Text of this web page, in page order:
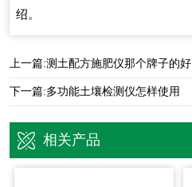
绍。
上一篇:测土配方施肥仪那个牌子的好
下一篇:多功能土壤检测仪怎样使用
相关产品